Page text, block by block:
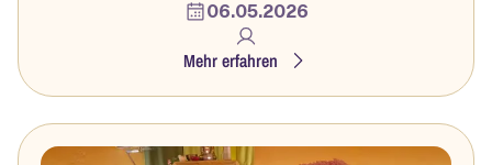
06.05.2026
Mehr erfahren